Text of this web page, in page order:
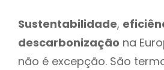
Sustentabilidade,
descarbonização na
não é excepção. São